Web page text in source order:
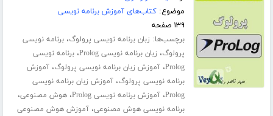
موضوع:کتاب‌های آموزش برنامه نویسی
۱۳۹ صفحه
برچسب‌ها: زبان برنامه نویسی پرولوگ،برنامه نویسی
پرولوگ، زبان برنامه نویسی Prolog ،برنامه نویسی
Prolog،آموزش زبان برنامه نویسی پرولوگ،آموزش
برنامه نویسی پرولوگ،آموزش زبان برنامه نویسی
Prolog،آموزش برنامه نویسی Prolog ،هوش مصنوعی،
برنامه نویسی هوش مصنوعی،آموزش هوش مصنوعی